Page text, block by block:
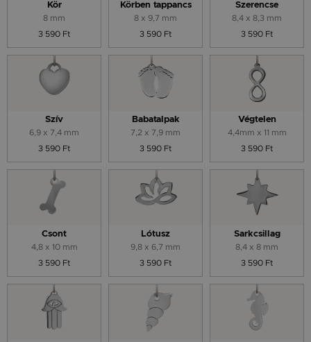
Kör
8 mm
3 590 Ft
Körben tappancs
8 x 9,7 mm
3 590 Ft
Szerencse
8,4 x 8,3 mm
3 590 Ft
Szív
6,9 x 7,4 mm
3 590 Ft
Babatalpak
7,2 x 7,9 mm
3 590 Ft
Végtelen
4,4mm x 11 mm
3 590 Ft
Csont
4,8 x 10 mm
3 590 Ft
Lótusz
9,8 x 6,7 mm
3 590 Ft
Sarkcsillag
8,4 x 8 mm
3 590 Ft